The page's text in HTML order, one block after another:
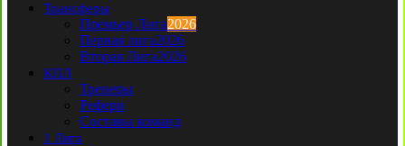
Трансферы
Премьер Лига2026
Первая лига2026
Вторая Лига2026
КПЛ
Тренеры
Рефери
Составы команд
1 Лига